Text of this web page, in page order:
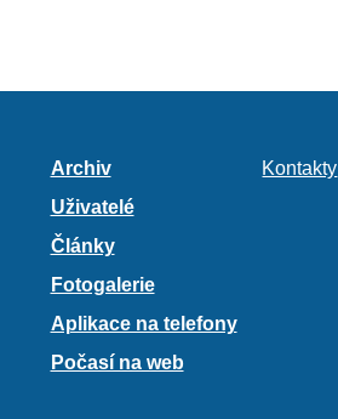
Archiv
Uživatelé
Články
Fotogalerie
Aplikace na telefony
Počasí na web
Kontakty